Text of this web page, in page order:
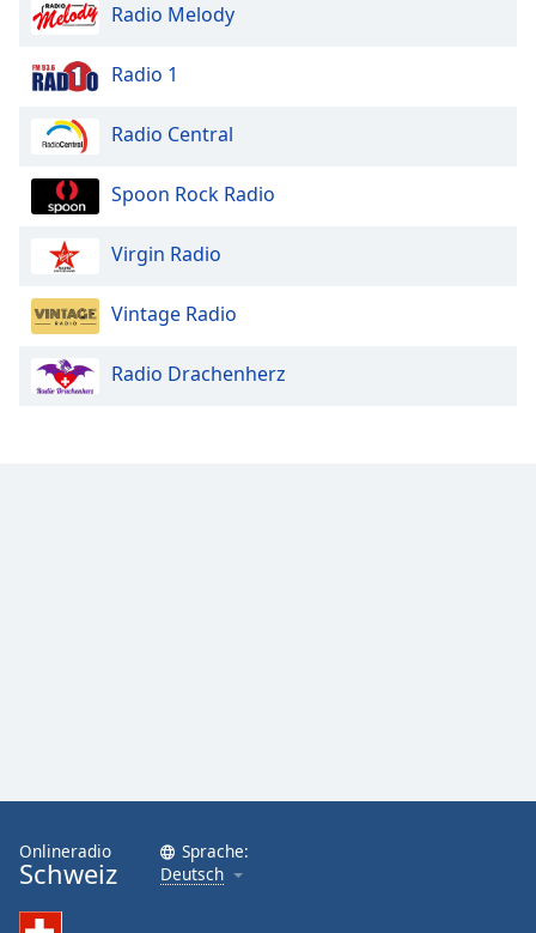
Radio Melody
Radio 1
Radio Central
Spoon Rock Radio
Virgin Radio
Vintage Radio
Radio Drachenherz
Onlineradio
Schweiz
Sprache:
Deutsch